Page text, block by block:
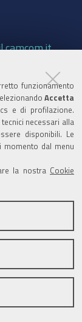
funzionamento
Accetta
e di profilazione.
necessari alla
disponibili. Le
momento dal menu
la nostra Cookie
policy